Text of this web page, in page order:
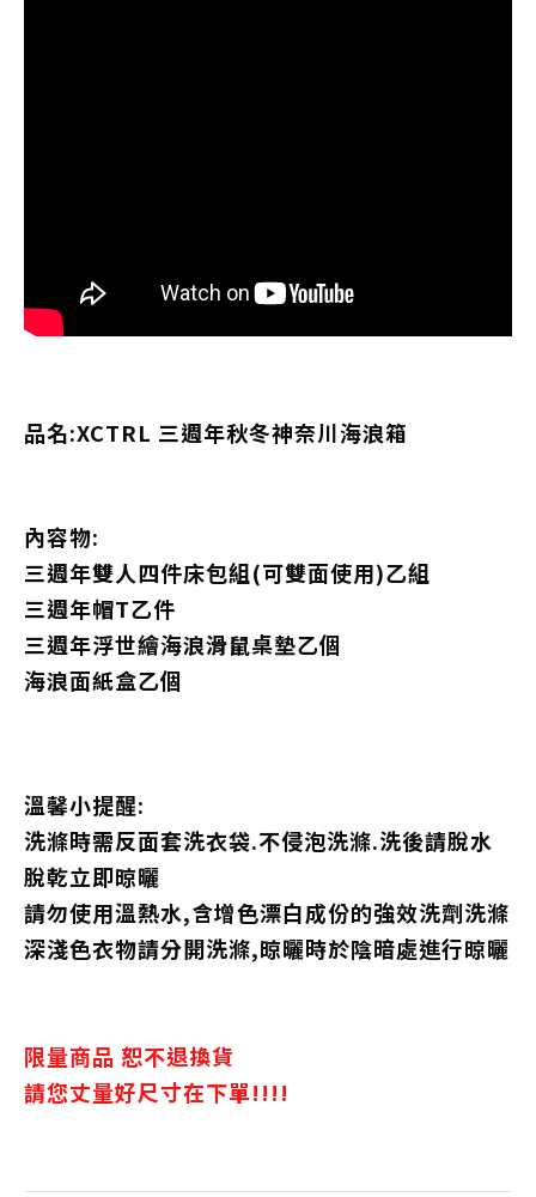
品名:XCTRL 三週年秋冬神奈川海浪箱
內容物:
三週年雙人四件床包組(可雙面使用)乙組
三週年帽T乙件
三週年浮世繪海浪滑鼠桌墊乙個
海浪面紙盒乙個
溫馨小提醒:
洗滌時需反面套洗衣袋.不侵泡洗滌.洗後請脫水
脫乾立即晾曬
請勿使用溫熱水,含增色漂白成份的強效洗劑洗滌
深淺色衣物請分開洗滌,晾曬時於陰暗處進行晾曬
限量商品 恕不退換貨
請您丈量好尺寸在下單!!!!